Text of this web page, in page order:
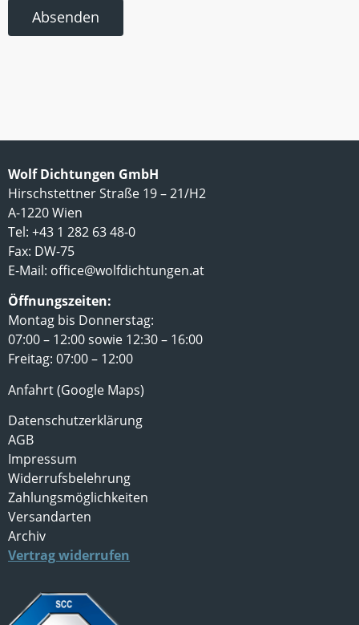
Absenden
Wolf Dichtungen GmbH
Hirschstettner Straße 19 – 21/H2
A-1220 Wien
Tel: +43 1 282 63 48-0
Fax: DW-75
E-Mail: office@wolfdichtungen.at
Öffnungszeiten:
Montag bis Donnerstag:
07:00 – 12:00 sowie 12:30 – 16:00
Freitag: 07:00 – 12:00
Anfahrt (Google Maps)
Datenschutzerklärung
AGB
Impressum
Widerrufsbelehrung
Zahlungsmöglichkeiten
Versandarten
Archiv
Vertrag widerrufen